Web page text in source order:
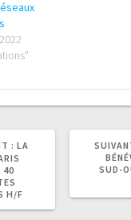
: ARTICLE
PRÉCÉDENT
LA
40
H/F
SUD-